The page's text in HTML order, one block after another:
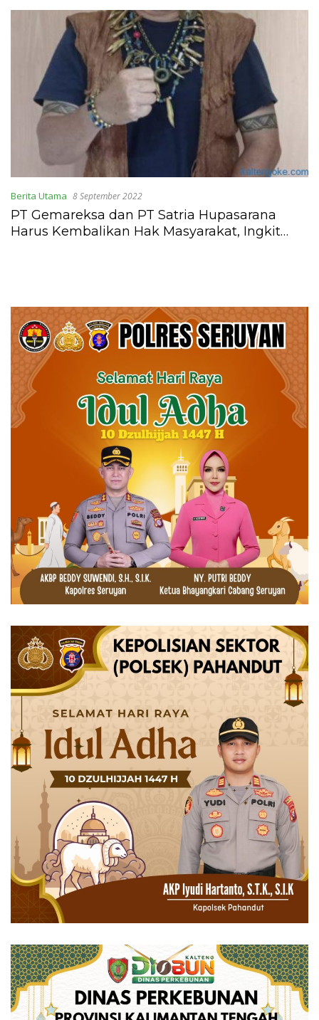
Berita Utama 8 September 2022
PT Gemareksa dan PT Satria Hupasarana
Harus Kembalikan Hak Masyarakat, Ingkit